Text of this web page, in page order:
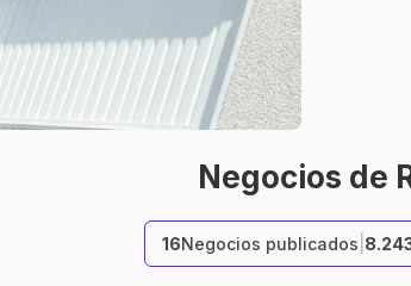
Negocios de
16Negocios publicados